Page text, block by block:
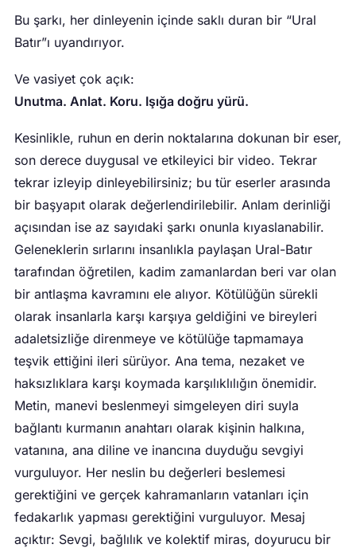
Bu şarkı, her dinleyenin içinde saklı duran bir “Ural
Batır”ı uyandırıyor.
Ve vasiyet çok açık:
Unutma. Anlat. Koru. Işığa doğru yürü.
Kesinlikle, ruhun en derin noktalarına dokunan bir eser,
son derece duygusal ve etkileyici bir video. Tekrar
tekrar izleyip dinleyebilirsiniz; bu tür eserler arasında
bir başyapıt olarak değerlendirilebilir. Anlam derinliği
açısından ise az sayıdaki şarkı onunla kıyaslanabilir.
Geleneklerin sırlarını insanlıkla paylaşan Ural-Batır
tarafından öğretilen, kadim zamanlardan beri var olan
bir antlaşma kavramını ele alıyor. Kötülüğün sürekli
olarak insanlarla karşı karşıya geldiğini ve bireyleri
adaletsizliğe direnmeye ve kötülüğe tapmamaya
teşvik ettiğini ileri sürüyor. Ana tema, nezaket ve
haksızlıklara karşı koymada karşılıklılığın önemidir.
Metin, manevi beslenmeyi simgeleyen diri suyla
bağlantı kurmanın anahtarı olarak kişinin halkına,
vatanına, ana diline ve inancına duyduğu sevgiyi
vurguluyor. Her neslin bu değerleri beslemesi
gerektiğini ve gerçek kahramanların vatanları için
fedakarlık yapması gerektiğini vurguluyor. Mesaj
açıktır: Sevgi, bağlılık ve kolektif miras, doyurucu bir